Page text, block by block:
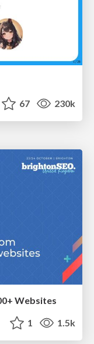
67 230k
Websites
1 1.5k